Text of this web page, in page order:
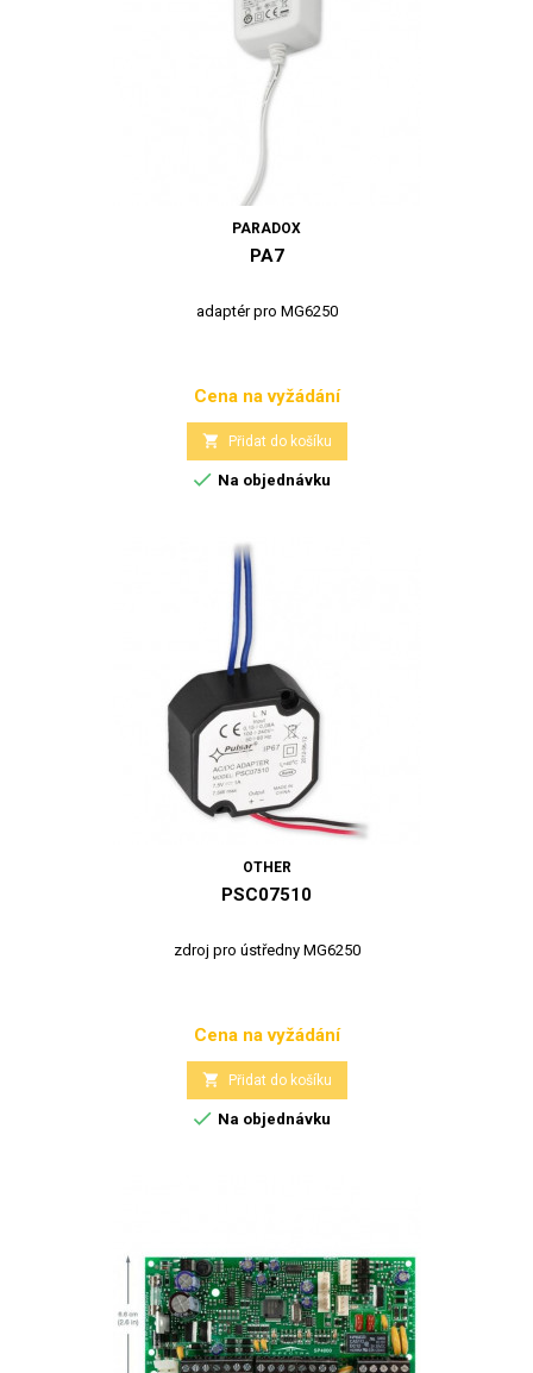
PARADOX
PA7
adaptér pro MG6250
Cena
Cena na vyžádání
 Přidat do košíku
 Na objednávku
OTHER
PSC07510
zdroj pro ústředny MG6250
Cena
Cena na vyžádání
 Přidat do košíku
 Na objednávku